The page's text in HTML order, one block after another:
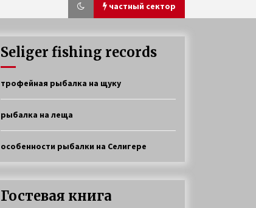
частный сектор
4 года ago
Прибрежная щука
6 лет ago
селигере
Seliger fishing records
трофейная рыбалка на щуку
рыбалка на леща
особенности рыбалки на Селигере
Гостевая книга